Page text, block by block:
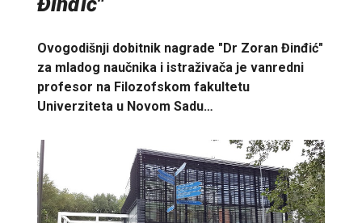
Ovogodišnji dobitnik nagrade "Dr Zoran Đinđić"
za mladog naučnika i istraživača je vanredni
profesor na Filozofskom fakultetu
Univerziteta u Novom Sadu…